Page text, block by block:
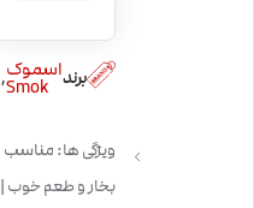
برنداسموک
Smok
,
ویژگی ها: مناسب
بخار و طعم خوب |